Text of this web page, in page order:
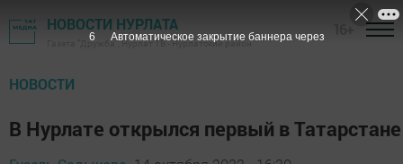
НОВОСТИ НУРЛАТА
Газета "Дружба", Нурлат ТВ - Нурлатский район
НОВОСТИ
В Нурлате открылся первый в
5 Автоматическое закрытие баннера через